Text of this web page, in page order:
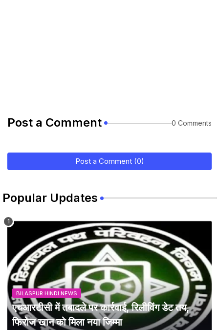
Post a Comment 0 Comments
Post a Comment (0)
Popular Updates
BILASPUR HINDI NEWS
एचआरटीसी में तबादले पर कार्रवाई, रिलीविंग डेट तय,
फिरोज खान को मिला नया जिम्मा